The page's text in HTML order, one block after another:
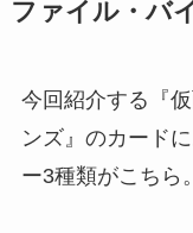
ファイル・バ
今回紹介する『
ンズ』のカード
ー3種類がこちら。